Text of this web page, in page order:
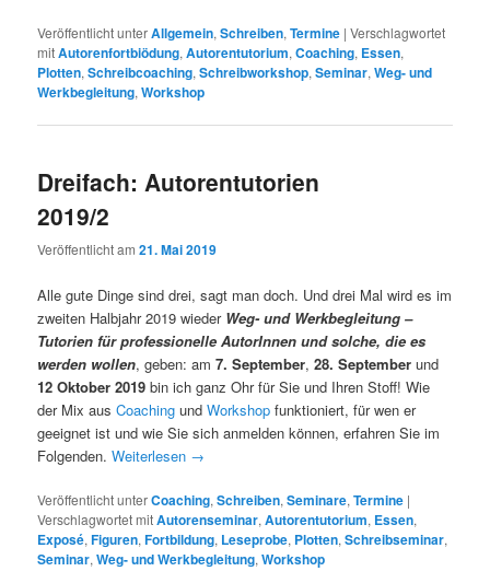
Veröffentlicht unterAllgemein,Schreiben,Termine |Verschlagwortet
mitAutorenfortbiödung,Autorentutorium,Coaching, Essen,
Plotten,Schreibcoaching,Schreibworkshop,Seminar,Weg- und
Werkbegleitung,Workshop
Dreifach: Autorentutorien
2019/2
Veröffentlicht am21. Mai 2019
Alle gute Dinge sind drei, sagt man doch. Und drei Mal wird es im
zweiten Halbjahr 2019 wieder Weg- und Werkbegleitung –
Tutorien für professionelle AutorInnen und solche, die es
werden wollen, geben: am7. September,28. September und
12 Oktober 2019 bin ich ganz Ohr für Sie und Ihren Stoff! Wie
der Mix ausCoaching undWorkshop funktioniert, für wen er
geeignet ist und wie Sie sich anmelden können, erfahren Sie im
Folgenden.Weiterlesen →
Veröffentlicht unterCoaching,Schreiben,Seminare,Termine |
Verschlagwortet mitAutorenseminar,Autorentutorium, Essen,
Exposé,Figuren,Fortbildung, Leseprobe, Plotten,Schreibseminar,
Seminar,Weg- und Werkbegleitung,Workshop